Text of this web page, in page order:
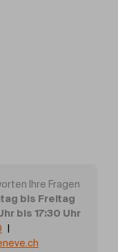
Ihre Fragen
bis Freitag
bis 17:30 Uhr